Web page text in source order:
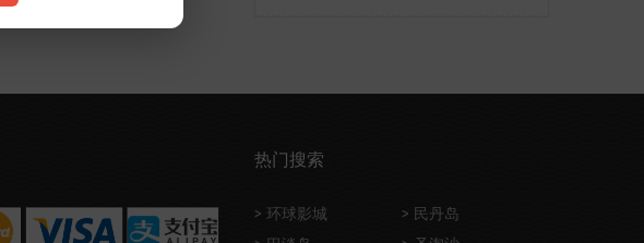
热门搜索
> 环球影城
> 民丹岛